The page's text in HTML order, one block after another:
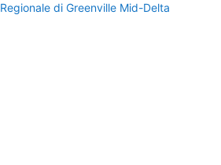
Regionale di Greenville Mid-Delta